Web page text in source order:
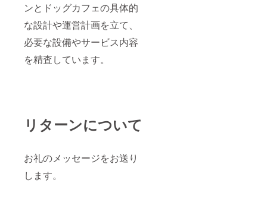
ンとドッグカフェの具体的
な設計や運営計画を立て、
必要な設備やサービス内容
を精査しています。
リターンについて
お礼のメッセージをお送り
します。